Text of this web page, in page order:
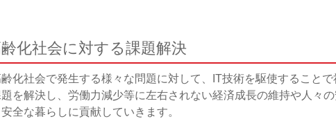
化社会に対する課題解決
化社会で発生する様々な問題に対して、IT技術を駆使することで
を解決し、労働力減少等に左右されない経済成長の維持や人々の
全な暮らしに貢献していきます。